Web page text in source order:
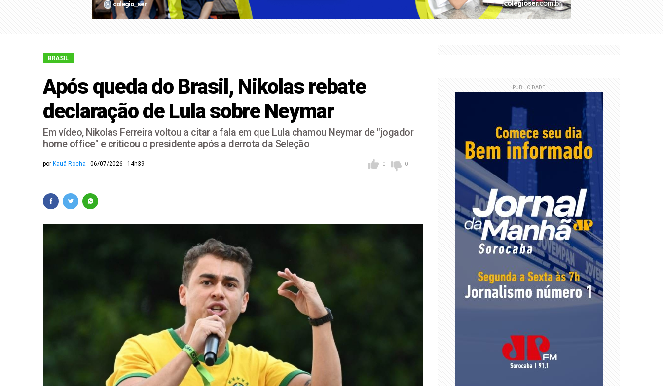
Campanha de Lula põe soberania como eixo de programa de governo para se contrapor a Trump
BRASIL
Após queda do Brasil, Nikolas rebate
declaração de Lula sobre Neymar
Em vídeo, Nikolas Ferreira voltou a citar a fala em que Lula chamou Neymar de "jogador
home office" e criticou o presidente após a derrota da Seleção
por Kauã Rocha 06/07/2026 - 14h39 0 0
PUBLICIDADE